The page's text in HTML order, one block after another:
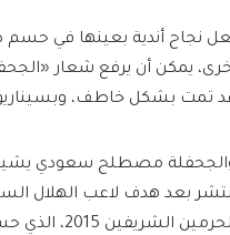
نجاح أندية بعينها في حسم
يمكن أن يرفع شعار
تمت بشكل خاطف، وبسيناريو
مصطلح سعودي يشير
بعد هدف لاعب الهلال
الشريفين 2015، الذي حسمه الزعيم بركلات الترجيح.